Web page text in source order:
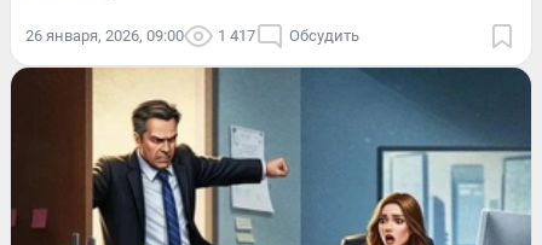
26 января, 2026, 09:00 1 417 Обсудить